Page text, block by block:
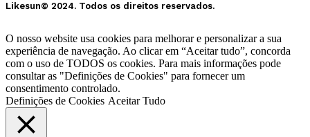
Likesun© 2024. Todos os direitos reservados.
O nosso website usa cookies para melhorar e personalizar a sua
experiência de navegação. Ao clicar em “Aceitar tudo”, concorda
com o uso de TODOS os cookies. Para mais informações pode
consultar as "Definições de Cookies" para fornecer um
consentimento controlado.
Definições de Cookies Aceitar Tudo